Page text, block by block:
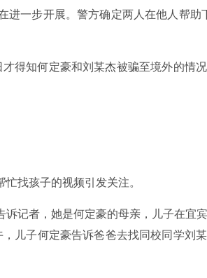
一步开展。警方确定两人在他人帮助
得知何定豪和刘某杰被骗至境外的情
找孩子的视频引发关注。
记者，她是何定豪的母亲，儿子在宜
儿子何定豪告诉爸爸去找同校同学刘